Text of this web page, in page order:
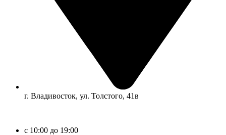
г. Владивосток, ул. Толстого, 41в
c 10:00 до 19:00